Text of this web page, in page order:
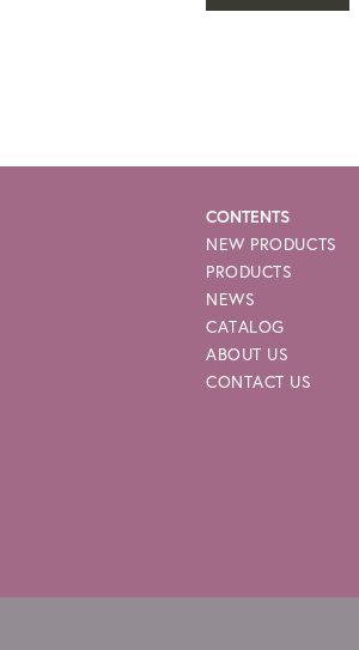
CONTENTS
NEW PRODUCTS
PRODUCTS
NEWS
CATALOG
ABOUT US
CONTACT US